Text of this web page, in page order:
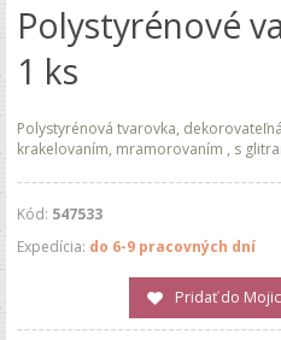
Polystyrénové
1 ks
Polystyrénová tvarovka,
krakelovaním, mramorovaním , s
Kód: 547533
Expedícia: do 6-9 pracovných dní
Pridať do